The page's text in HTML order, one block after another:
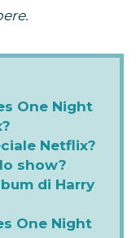
One Night
Netflix?
show?
di Harry
One Night